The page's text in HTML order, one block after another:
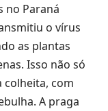
no Paraná
o vírus
as plantas
Isso não só
colheita, com
A praga